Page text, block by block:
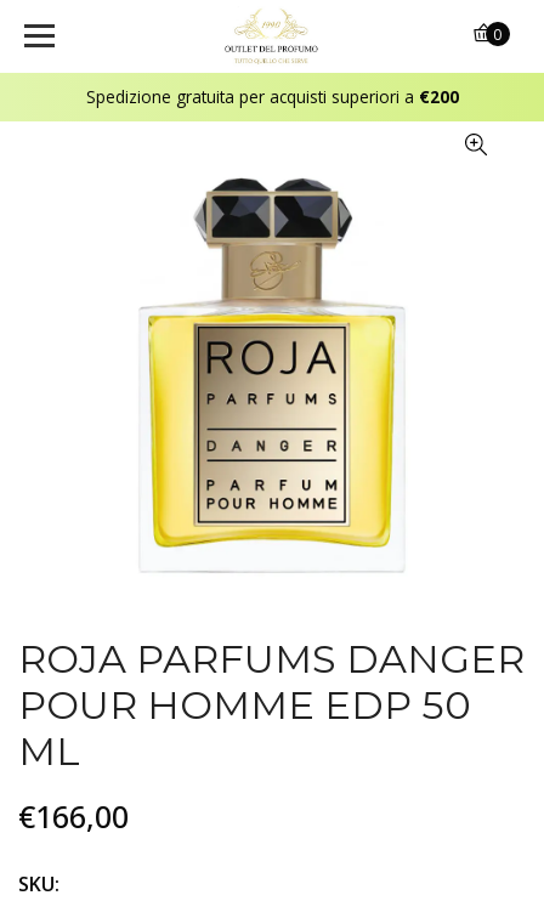
Spedizione gratuita per acquisti superiori a €200
0
ROJA PARFUMS DANGER
POUR HOMME EDP 50
ML
€166,00
SKU: